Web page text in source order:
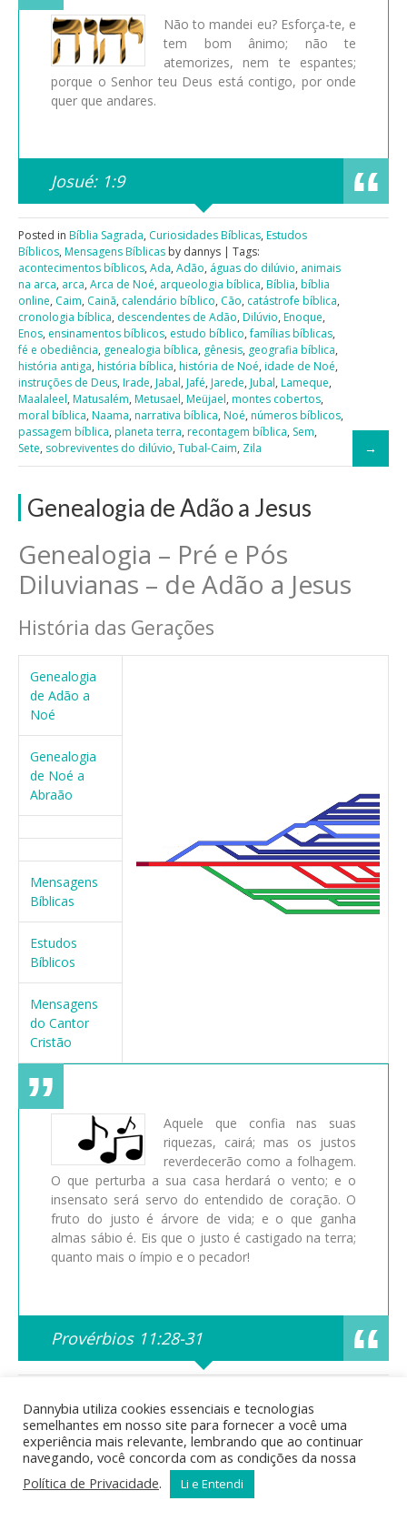
Não to mandei eu? Esforça-te, e
tem bom ânimo; não te
atemorizes, nem te espantes;
porque o Senhor teu Deus está contigo, por onde
quer que andares.
Josué: 1:9
Posted in Bíblia Sagrada, Curiosidades Bíblicas, Estudos
Bíblicos, Mensagens Bíblicas by dannys | Tags:
acontecimentos bíblicos, Ada, Adão, águas do dilúvio, animais
na arca, arca, Arca de Noé, arqueologia bíblica, Bíblia, bíblia
online, Caim, Cainã, calendário bíblico, Cão, catástrofe bíblica,
cronologia bíblica, descendentes de Adão, Dilúvio, Enoque,
Enos, ensinamentos bíblicos, estudo bíblico,famílias bíblicas,
fé e obediência, genealogia bíblica, gênesis, geografia bíblica,
história antiga, história bíblica, história de Noé, idade de Noé,
instruções de Deus, Irade, Jabal, Jafé, Jarede, Jubal, Lameque,
Maalaleel, Matusalém, Metusael, Meüjael, montes cobertos,
moral bíblica, Naama, narrativa bíblica, Noé, números bíblicos,
passagem bíblica, planeta terra, recontagem bíblica, Sem,
Sete, sobreviventes do dilúvio, Tubal-Caim, Zila
Genealogia de Adão a Jesus
Genealogia – Pré e Pós
Diluvianas – de Adão a Jesus
História das Gerações
Genealogia
de Adão a
Noé
Genealogia
de Noé a
Abraão
Mensagens
Bíblicas
Estudos
Bíblicos
Mensagens
do Cantor
Cristão
Aquele que confia nas suas
riquezas, cairá; mas os justos
reverdecerão como a folhagem.
O que perturba a sua casa herdará o vento; e o
insensato será servo do entendido de coração. O
fruto do justo é árvore de vida; e o que ganha
almas sábio é. Eis que o justo é castigado na terra;
quanto mais o ímpio e o pecador!
Provérbios 11:28-31
Bíblicos,Mensagens Bíblicas by dannys | Tags:
acontecimentos bíblicos,Ada,Adão,águas do dilúvio,animais
na arca,arca,Arca de Noé,arqueologia bíblica ,Bíblia,bíblia
online,Caim,Cainã,calendário bíblico ,Cão,catástrofe bíblica,
descendentes de Adão,Dilúvio
Enos,ensinamentos bíblicos estudo bíblico
Dannybia utiliza cookies essenciais e tecnologias
semelhantes em nosso site para fornecer a você uma
experiência mais relevante, lembrando que ao continuar
navegando, você concorda com as condições da nossa
Política de Privacidade. Li e Entendi